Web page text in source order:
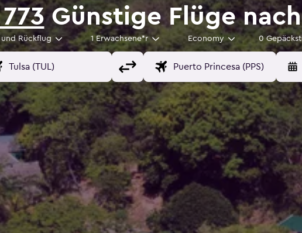
Günstige Flüge
und Rückflug 1 Erwachsene*r Economy 0